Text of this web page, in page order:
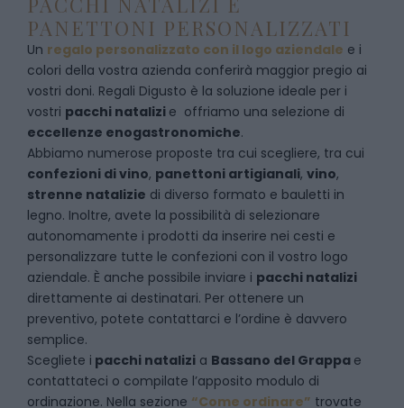
PANETTONI PERSONALIZZATI
Un regalo personalizzato con il logo aziendale e i
colori della vostra azienda conferirà maggior pregio ai
vostri doni. Regali Digusto è la soluzione ideale per i
vostri pacchi natalizi e offriamo una selezione di
eccellenze enogastronomiche.
Abbiamo numerose proposte tra cui scegliere, tra cui
confezioni di vino, panettoni artigianali, vino,
strenne natalizie di diverso formato e bauletti in
legno. Inoltre, avete la possibilità di selezionare
autonomamente i prodotti da inserire nei cesti e
personalizzare tutte le confezioni con il vostro logo
aziendale. È anche possibile inviare i pacchi natalizi
direttamente ai destinatari. Per ottenere un
preventivo, potete contattarci e l’ordine è davvero
semplice.
Scegliete i pacchi natalizi a Bassano del Grappa e
contattateci o compilate l’apposito modulo di
ordinazione. Nella sezione “Come ordinare” trovate